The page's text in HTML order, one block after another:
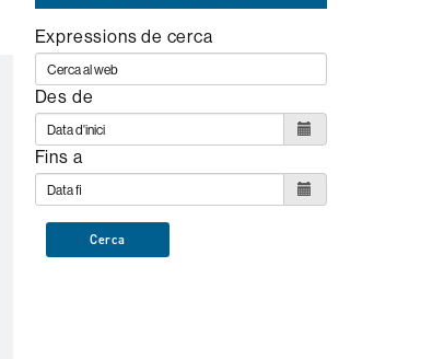
Expressions de cerca
Des de
Fins a
Cerca